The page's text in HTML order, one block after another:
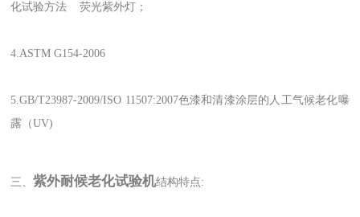
化试验方法 荧光紫外灯；
4.ASTM G154-2006
5.GB/T23987-2009/ISO 11507:2007色漆和清漆涂层的人工气候老化曝
露（UV)
三、紫外耐候老化试验机结构特点: